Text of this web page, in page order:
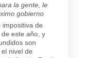
la gente, le
gobierno
impositiva de
este año, y
son
nivel de